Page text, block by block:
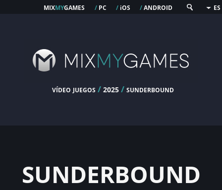
mixmygames / pc / ios /android ES
vídeo juegos / 2025 /sunderbound
sunderbound